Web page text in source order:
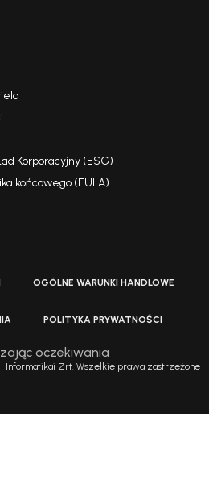
Korporacyjny (ESG)
końcowego (EULA)
OGÓLNE WARUNKI HANDLOWE
POLITYKA PRYWATNOŚCI
oczekiwania
Informatikai Zrt. Wszelkie prawa zastrzeżone